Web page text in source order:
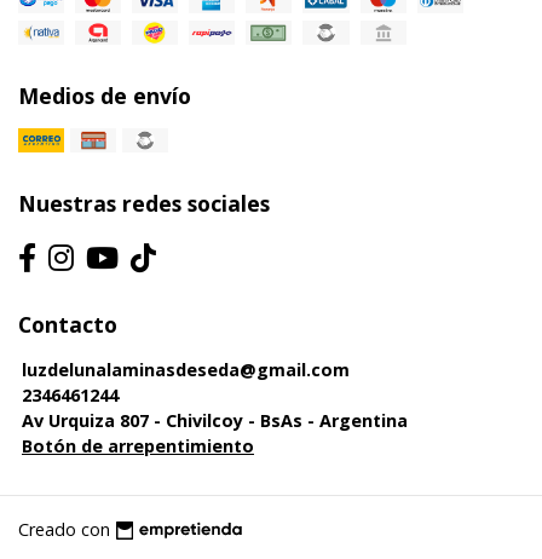
Medios de envío
Nuestras redes sociales
Contacto
luzdelunalaminasdeseda@gmail.com
2346461244
Av Urquiza 807 - Chivilcoy - BsAs - Argentina
Botón de arrepentimiento
Creado con